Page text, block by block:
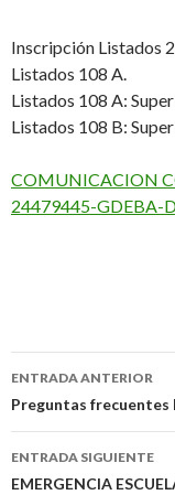
Inscripción Listados
Listados 108 A.
Listados 108 A:
Listados 108 B:
COMUNICACION
24479445-GDEBA-
Navegación
de
entradas
ENTRADA ANTERIOR
Preguntas frecuentes
ENTRADA SIGUIENTE
EMERGENCIA